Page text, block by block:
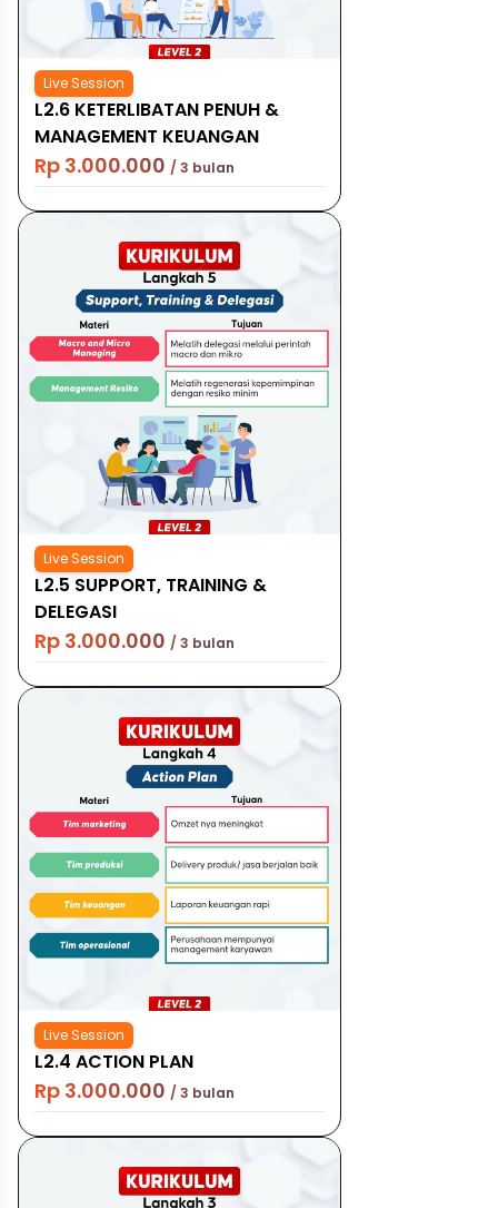
Live Session
L2.6 KETERLIBATAN PENUH &
MANAGEMENT KEUANGAN
Rp 3.000.000 / 3 bulan
Live Session
L2.5 SUPPORT, TRAINING &
DELEGASI
Rp 3.000.000 / 3 bulan
Live Session
L2.4 ACTION PLAN
Rp 3.000.000 / 3 bulan